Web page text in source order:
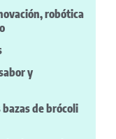
robótica
y
de brócoli